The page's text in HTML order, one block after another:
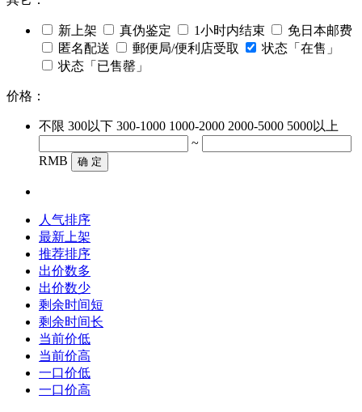
新上架 真伪鉴定 1小时内结束
免日本邮费
匿名配送
郵便局/便利店受取
状态「在售」
状态「已售罄」
价格：
不限 300以下 300-1000 1000-2000 2000-5000 5000以上
~
RMB
确 定
人气排序
最新上架
推荐排序
出价数多
出价数少
剩余时间短
剩余时间长
当前价低
当前价高
一口价低
一口价高